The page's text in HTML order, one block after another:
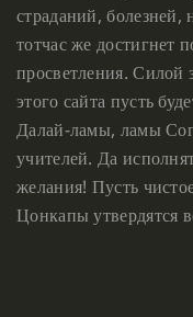
страданий,
тотчас же достигнет
просветления. Силой
этого сайта пусть
Далай-ламы, ламы
учителей. Да
желания! Пусть
Цонкапы утвердятся